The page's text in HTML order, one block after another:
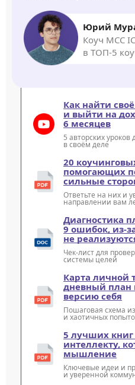
Юрий
Коуч MCC
в ТОП-5
Как найти
и выйти на
6 месяцев
5 авторских
в своём деле
20
помогающих
сильные
Ответьте на них и
направлении вам
Диагностика
9 ошибок, из-
не
Чек-лист для
системы целей
Карта личной
дневный план
версию себя
Пошаговая схема
и хаотичных
5 лучших
интеллекту,
мышление
Ключевые идеи и
и уверенной